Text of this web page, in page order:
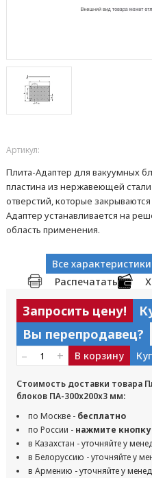
Артикул:
Плита-Адаптер для вакуумных
пластина из нержавеющей
отверстий, которые
Адаптер устанавливается на
область применения.
Все характеристики
Распечатать
Запросить цену!
Вы перепродавец?
– + В корзину
Стоимость доставки товара
блоков ПА-300х200х3 мм:
по Москве - бесплатно
по России - нажмите
в Казахстан - уточняйте у
в Белоруссию - уточняйте у
в Армению - уточняйте у